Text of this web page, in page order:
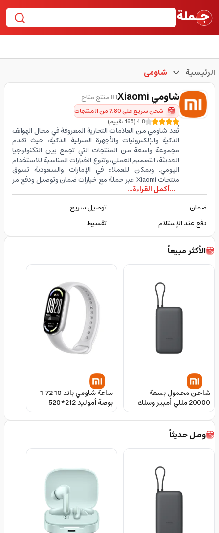
الرئيسية شاومي
شاوميXiaomi81 منتج متاح
شحن سريع على 80٪ من المنتجات
4.8
(
165تقييم)
تُعد شاومي من العلامات التجارية المعروفة في مجال الهواتف
الذكية والإلكترونيات والأجهزة المنزلية الذكية، حيث تقدم
مجموعة واسعة من المنتجات التي تجمع بين التكنولوجيا
الحديثة، التصميم العملي، وتنوع الخيارات المناسبة للاستخدام
اليومي. ويمكن للعملاء في الإمارات والسعودية تسوق
منتجات Xiaomi عبر جملة مع خيارات ضمان وتوصيل ودفع مر
...أكمل القراءة...
ضمان
توصيل سريع
دفع عند الإستلام
تقسيط
الأكثر مبيعاً
شاحن محمول بسعة
20000 مللي أمبير وسلك
مدمج شاومي Xiaomi
Power Bank
ساعة شاومي باند 10 1.72
بوصة أموليد 212*520
بكسل معدل تحديث 60
هرتز Xiaomi Smart Band
وصل حديثاً